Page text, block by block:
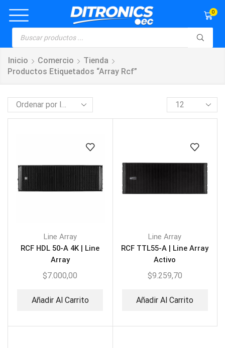
0
Inicio Comercio
Tienda
Productos Etiquetados “array Rcf”
Line Array
RCF HDL 50-A 4K | Line
Array
$7.000,00
Añadir Al Carrito
Line Array
RCF TTL55-A | Line Array
Activo
$9.259,70
Añadir Al Carrito